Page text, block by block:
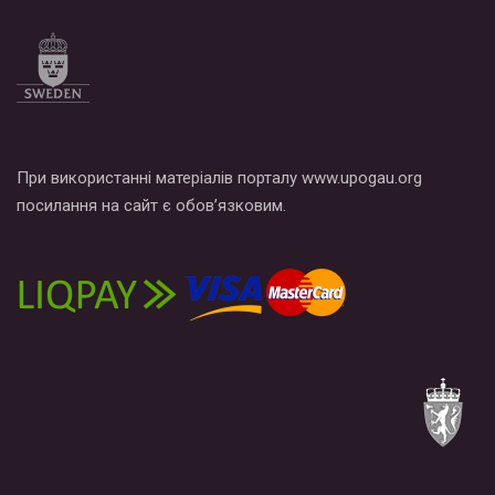
При використанні матеріалів порталу www.upogau.org
посилання на сайт є обов’язковим.